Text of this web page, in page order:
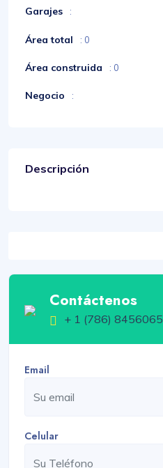
Garajes :
Área total : 0
Área construida : 0
Negocio :
Descripción
Contáctenos
+ 1 (786) 8456065
Email
Celular